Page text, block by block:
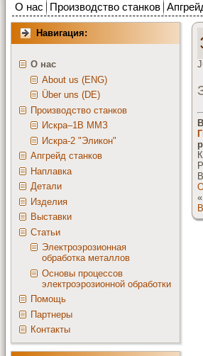
О нас Производство станков
Навигация:
О нас
About us (ENG)
Über uns (DE)
Производство станков
Искра–1В ММЗ
Искра-2 "Эликон"
Апгрейд станков
Наплавка
Детали
Изделия
Выставки
Статьи
Электроэрозионная
обработка металлов
Основы процессов
электроэрозионной обработки
Помощь
Партнеры
Контакты